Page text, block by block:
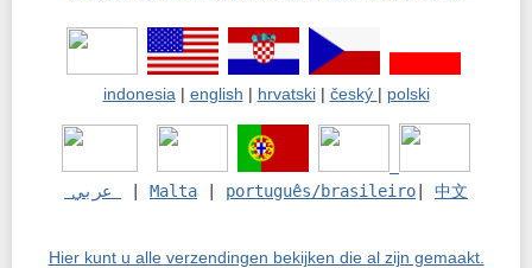
indonesia | english | hrvatski| český | polski
Malta português/brasileiro 中文
Hier kunt u alle verzendingen bekijken die al zijn gemaakt.